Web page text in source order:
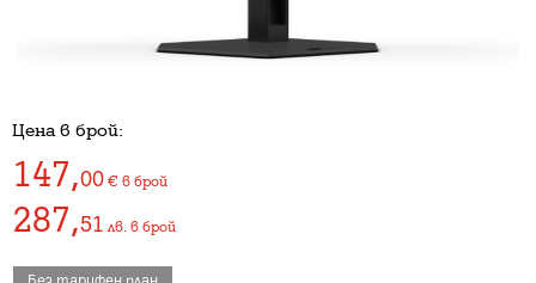
Цена в брой:
147,00 € в брой
287,51 лв. в брой